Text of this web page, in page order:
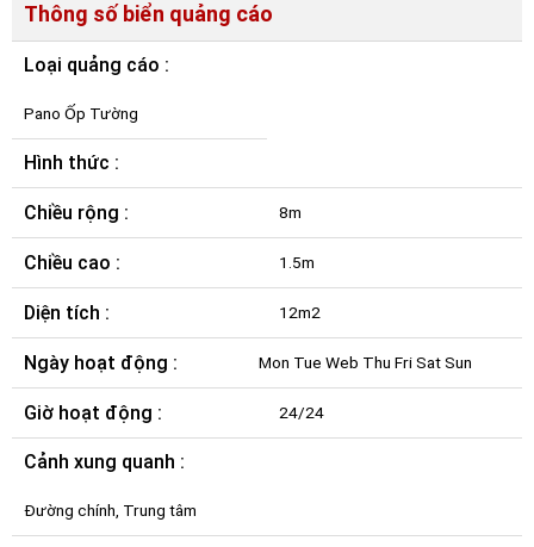
Thông số biển quảng cáo
Loại quảng cáo :
Pano Ốp Tường
Hình thức :
Chiều rộng : 8m
Chiều cao : 1.5m
Diện tích : 12m2
Ngày hoạt động : Mon Tue Web Thu Fri Sat Sun
Giờ hoạt động : 24/24
Cảnh xung quanh :
Đường chính, Trung tâm